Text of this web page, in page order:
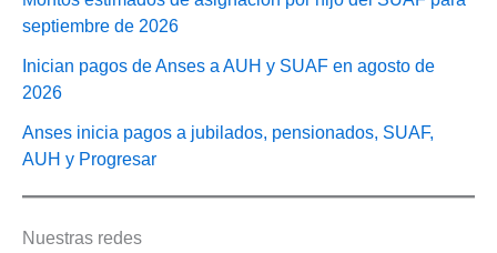
septiembre de 2026
Inician pagos de Anses a AUH y SUAF en agosto de
2026
Anses inicia pagos a jubilados, pensionados, SUAF,
AUH y Progresar
Nuestras redes